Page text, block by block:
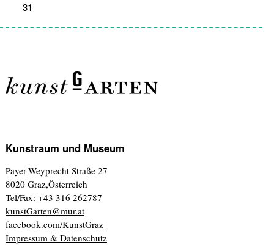
31
Kunstraum und Museum
Payer-Weyprecht Straße 27
8020 Graz,Österreich
Tel/Fax: +43 316 262787
kunstGarten@mur.at
facebook.com/KunstGraz
Impressum & Datenschutz